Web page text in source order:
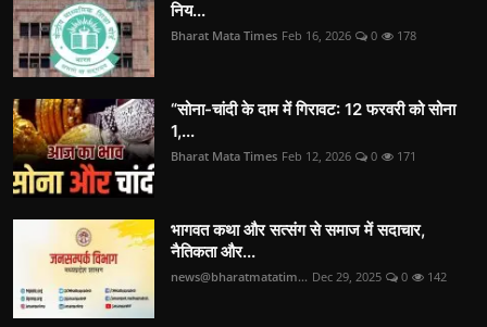
निय...
Bharat Mata Times Feb 16, 2026 0 178
“सोना-चांदी के दाम में गिरावट: 12 फरवरी को सोना
1,...
Bharat Mata Times Feb 12, 2026 0 171
भागवत कथा और सत्संग से समाज में सदाचार,
नैतिकता और...
news@bharatmatatim... Dec 29, 2025 0 142